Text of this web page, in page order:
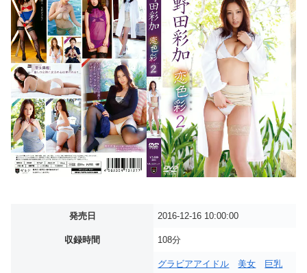
発売日 2016-12-16 10:00:00
収録時間 108分
グラビアアイドル 美女
巨乳